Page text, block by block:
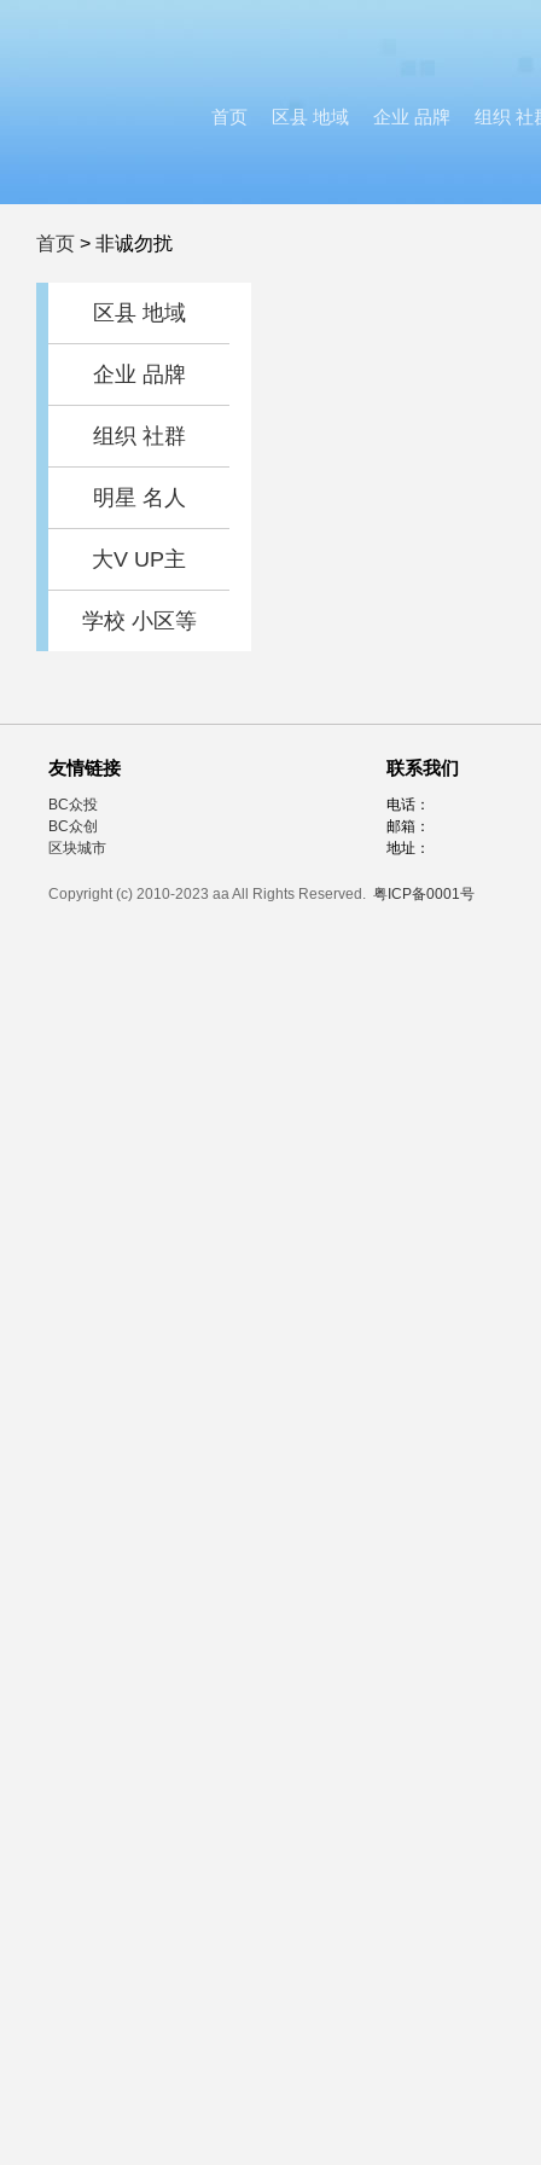
首页 区县 地域 企业 品牌 组织 社
首页 > 非诚勿扰
区县 地域
企业 品牌
组织 社群
明星 名人
大V UP主
学校 小区等
友情链接
BC众投
BC众创
区块城市
联系我们
电话：
邮箱：
地址：
Copyright (c) 2010-2023 aa All Rights Reserved. 粤ICP备0001号